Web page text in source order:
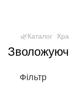
🌿Каталог
Фільтр